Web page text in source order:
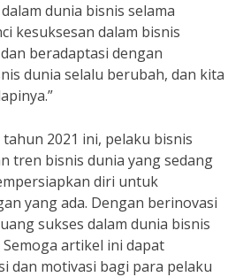
dunia bisnis selama
kesuksesan dalam bisnis
beradaptasi dengan
dunia selalu berubah, dan kita
2021 ini, pelaku bisnis
tren bisnis dunia yang sedang
diri untuk
yang ada. Dengan berinovasi
sukses dalam dunia bisnis
artikel ini dapat
dan motivasi bagi para pelaku